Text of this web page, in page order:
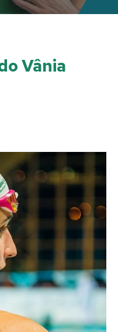
Vânia